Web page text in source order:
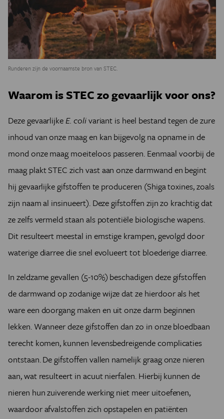
Runderen zijn de voornaamste bron van STEC.
Waarom is STEC zo gevaarlijk voor ons?
Deze gevaarlijkeE. colivariant is heel bestand tegen de zure
inhoud van onze maag en kan bijgevolg na opname in de
mond onze maag moeiteloos passeren. Eenmaal voorbij de
maag plakt STEC zich vast aan onze darmwand en begint
hij gevaarlijke gifstoffen te produceren (Shiga toxines, zoals
zijn naam al insinueert). Deze gifstoffen zijn zo krachtig dat
ze zelfs vermeld staan als potentiële biologische wapens.
Dit resulteert meestal in ernstige krampen, gevolgd door
waterige diarree die snel evolueert tot bloederige diarree.
In zeldzame gevallen (5-10%) beschadigen deze gifstoffen
de darmwand op zodanige wijze dat ze hierdoor als het
ware een doorgang maken en uit onze darm beginnen
lekken. Wanneer deze gifstoffen dan zo in onze bloedbaan
terecht komen, kunnen levensbedreigende complicaties
ontstaan. De gifstoffen vallen namelijk graag onze nieren
aan, wat resulteert in acuut nierfalen. Hierbij kunnen de
nieren hun zuiverende werking niet meer uitoefenen,
waardoor afvalstoffen zich opstapelen en patiënten